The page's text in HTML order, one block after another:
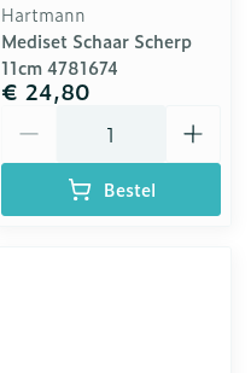
Hartmann
Mediset Schaar Scherp
11cm 4781674
€ 24,80
Bestel